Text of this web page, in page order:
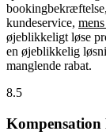
kundeservice,
øjeblikkeligt løse
en øjeblikkelig
manglende rabat.
8.5
Kompensation